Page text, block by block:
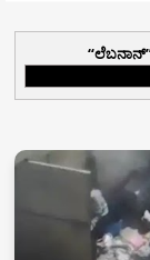
ಲೆಬನಾನ್